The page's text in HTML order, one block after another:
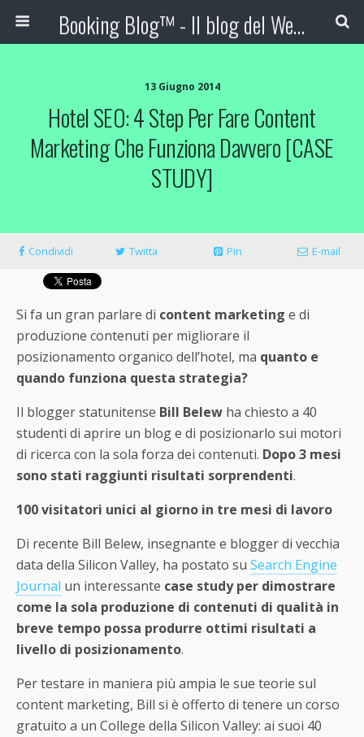
Booking Blog™ - Il blog del Web Marketing Turistico
13 Giugno 2014
Hotel SEO: 4 Step Per Fare Content
Marketing Che Funziona Davvero [CASE
STUDY]
Condividi Twitta Pin E-mail
Si fa un gran parlare di content marketing e di
produzione contenuti per migliorare il
posizionamento organico dell’hotel, ma quanto e
quando funziona questa strategia?
Il blogger statunitense Bill Belew ha chiesto a 40
studenti di aprire un blog e di posizionarlo sui motori
di ricerca con la sola forza dei contenuti. Dopo 3 mesi
sono stati raggiunti risultati sorprendenti.
100 visitatori unici al giorno in tre mesi di lavoro
Di recente Bill Belew, insegnante e blogger di vecchia
data della Silicon Valley, ha postato su Search Engine
Journal un interessante case study per dimostrare
come la sola produzione di contenuti di qualità in
breve tempo possa produrre ottimi risultati a
livello di posizionamento.
Per testare in maniera più ampia le sue teorie sul
content marketing, Bill si è offerto di tenere un corso
gratuito a un College della Silicon Valley: ai suoi 40